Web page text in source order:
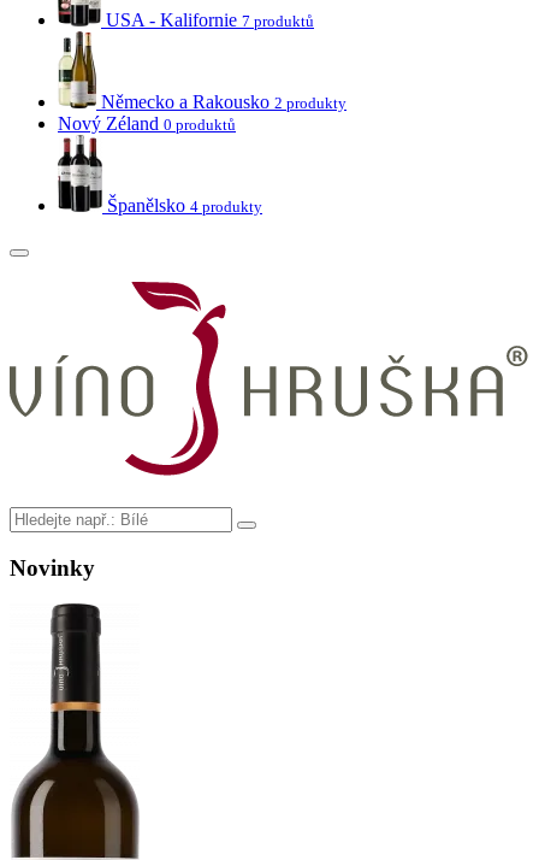
USA - Kalifornie 7 produktů
Německo a Rakousko 2 produkty
Nový Zéland 0 produktů
Španělsko 4 produkty
Novinky